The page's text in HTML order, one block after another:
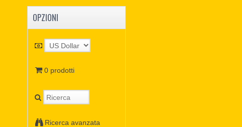
OPZIONI
0 prodotti
Ricerca avanzata